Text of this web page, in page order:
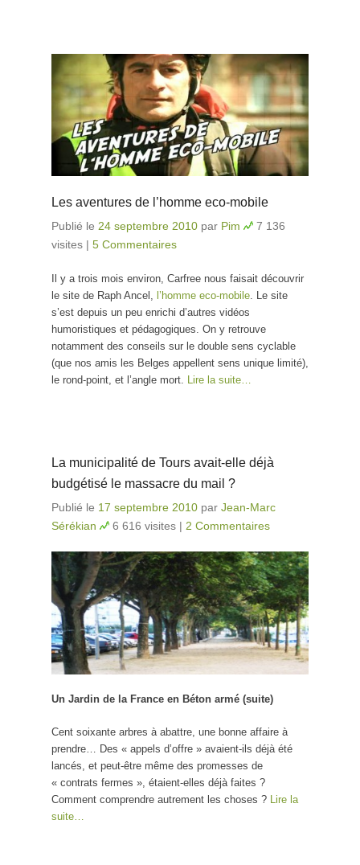
Les aventures de l’homme eco-mobile
Publié le 24 septembre 2010 par Pim
7 136
visites | 5 Commentaires
Il y a trois mois environ, Carfree nous faisait découvrir
le site de Raph Ancel, l’homme eco-mobile. Le site
s’est depuis un peu enrichi d’autres vidéos
humoristiques et pédagogiques. On y retrouve
notamment des conseils sur le double sens cyclable
(que nos amis les Belges appellent sens unique limité),
le rond-point, et l’angle mort. Lire la suite…
La municipalité de Tours avait-elle déjà
budgétisé le massacre du mail ?
Publié le 17 septembre 2010 par Jean-Marc
Sérékian
6 616 visites | 2 Commentaires
Un Jardin de la France en Béton armé (suite)
Cent soixante arbres à abattre, une bonne affaire à
prendre… Des « appels d’offre » avaient-ils déjà été
lancés, et peut-être même des promesses de
« contrats fermes », étaient-elles déjà faites ?
Comment comprendre autrement les choses ? Lire la
suite…